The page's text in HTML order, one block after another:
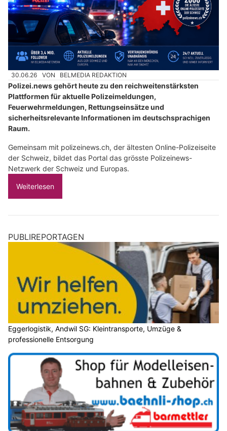
30.06.26 VON BELMEDIA REDAKTION
Polizei.news gehört heute zu den reichweitenstärksten
Plattformen für aktuelle Polizeimeldungen,
Feuerwehrmeldungen, Rettungseinsätze und
sicherheitsrelevante Informationen im deutschsprachigen
Raum.
Gemeinsam mit polizeinews.ch, der ältesten Online-Polizeiseite
der Schweiz, bildet das Portal das grösste Polizeinews-
Netzwerk der Schweiz und Europas.
Weiterlesen
PUBLIREPORTAGEN
Eggerlogistik, Andwil SG: Kleintransporte, Umzüge &
professionelle Entsorgung